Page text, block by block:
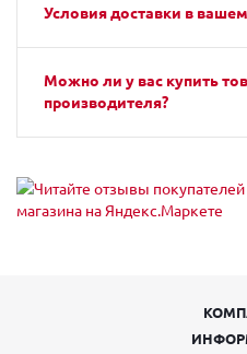
Условия доставки в
Можно ли у вас купить
производителя?